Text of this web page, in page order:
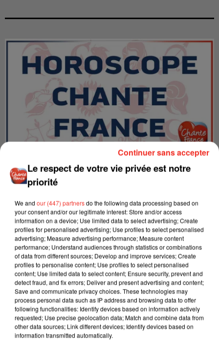
LES INTERVIEWS CHANTE
FRANCE
Voir plus
"JE SUIS À DISPOSITION DES
ENFOIRÉS"
"ON A TOUS LE TRAC"
Le respect de votre vie privée est notre
priorité
We and our (447) partnersdo the following data processing based on
your consent and/or our legitimate interest: Store and/or access
information on a device; Use limited data to select advertising; Create
profiles for personalised advertising; Use profiles to select personalised
advertising; Measure advertising performance; Measure content
performance; Understand audiences through statistics or combinations
of data from different sources; Develop and improve services; Create
profiles to personalise content; Use profiles to select personalised
content; Use limited data to select content; Ensure security, prevent and
detect fraud, and fix errors; Deliver and present advertising and content;
Save and communicate privacy choices. These technologies may
process personal data such as IP address and browsing data to offer
following functionalities: Identify devices based on information actively
requested; Use precise geolocation data; Match and combine data from
other data sources; Link different devices; Identify devices based on
information transmitted automatically.
Continuer sans accepter